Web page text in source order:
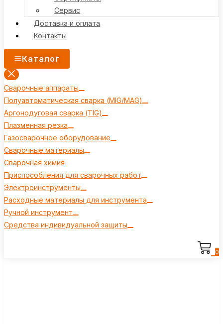
Сервис
Доставка и оплата
Контакты
Каталог
Сварочные аппараты
Полуавтоматическая сварка (MIG/MAG)
Аргонодуговая сварка (TIG)
Плазменная резка
Газосварочное оборудование
Сварочные материалы
Сварочная химия
Приспособления для сварочных работ
Электроинструменты
Расходные материалы для инструмента
Ручной инструмент
Средства индивидуальной защиты
0